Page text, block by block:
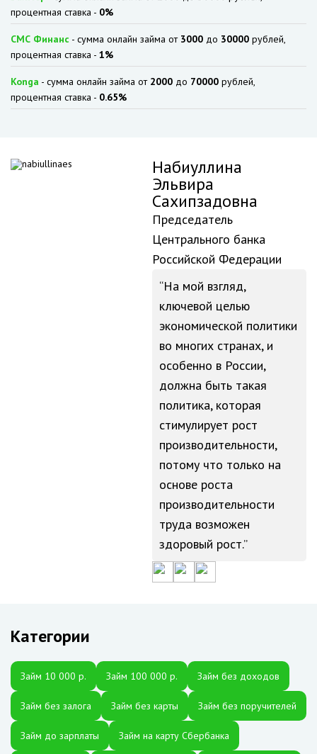
процентная ставка - 0%
СМС Финанс - сумма онлайн займа от 3000 до 30000 рублей,
процентная ставка - 1%
Konga - сумма онлайн займа от 2000 до 70000 рублей,
процентная ставка - 0.65%
Набиуллина
Эльвира
Сахипзадовна
Председатель
Центрального банка
Российской Федерации
На мой взгляд,
ключевой целью
экономической политики
во многих странах, и
особенно в России,
должна быть такая
политика, которая
стимулирует рост
производительности,
потому что только на
основе роста
производительности
труда возможен
здоровый рост.
Категории
Займ 10 000 р. Займ 100 000 р. Займ без доходов
Займ без залога Займ без карты Займ без поручителей
Займ до зарплаты Займ на карту Сбербанка